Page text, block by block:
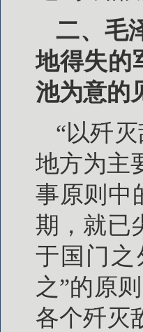
二、毛
地得失的
池为意的
“以歼
地方为主
事原则中
期，就已
于国门之
之”的原
各个歼灭